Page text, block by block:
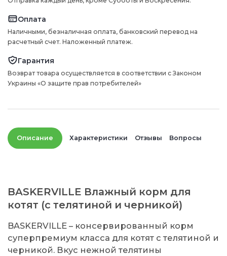
Оплата
Наличными, безналичная оплата, банковский перевод на
расчетный счет. Наложенный платеж.
Гарантия
Возврат товара осуществляется в соответствии с Законом
Украины «О защите прав потребителей»
Описание Характеристики Отзывы Вопросы
BASKERVILLE Влажный корм для
котят (с телятиной и черникой)
BASKERVILLE – консервированный корм
суперпремиум класса для котят с телятиной и
черникой. Вкус нежной телятины